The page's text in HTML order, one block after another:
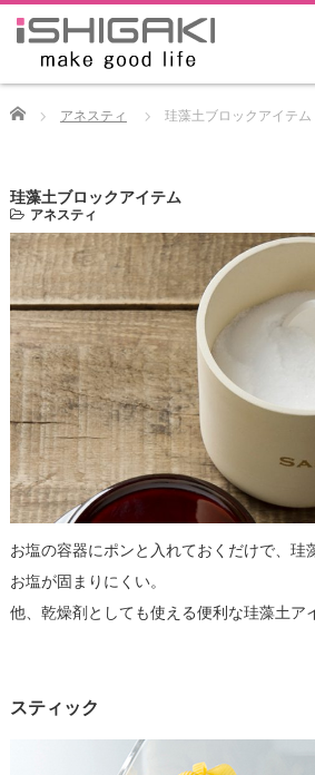
Home アネスティ 珪藻土ブロックアイテム
珪藻土ブロックアイテム
アネスティ
お塩の容器にポンと入れておくだけで、珪
お塩が固まりにくい。
他、乾燥剤としても使える便利な珪藻土ア
スティック